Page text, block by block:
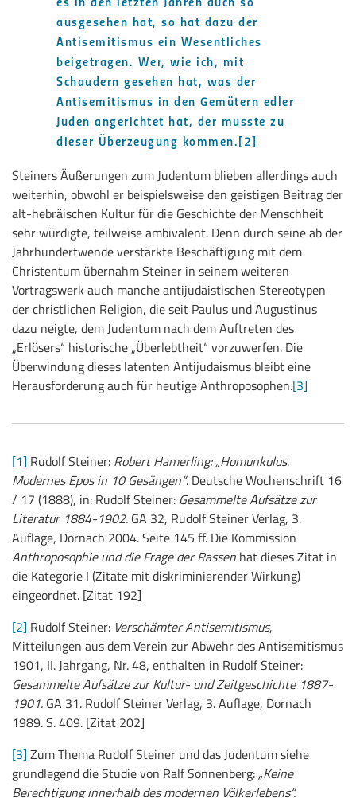
es in den letzten Jahren auch so
ausgesehen hat, so hat dazu der
Antisemitismus ein Wesentliches
beigetragen. Wer, wie ich, mit
Schaudern gesehen hat, was der
Antisemitismus in den Gemütern edler
Juden angerichtet hat, der musste zu
dieser Überzeugung kommen.
[2]
Steiners Äußerungen zum Judentum blieben allerdings auch
weiterhin, obwohl er beispielsweise den geistigen Beitrag der
alt-hebräischen Kultur für die Geschichte der Menschheit
sehr würdigte, teilweise ambivalent. Denn durch seine ab der
Jahrhundertwende verstärkte Beschäftigung mit dem
Christentum übernahm Steiner in seinem weiteren
Vortragswerk auch manche antijudaistischen Stereotypen
der christlichen Religion, die seit Paulus und Augustinus
dazu neigte, dem Judentum nach dem Auftreten des
„Erlösers“ historische „Überlebtheit“ vorzuwerfen. Die
Überwindung dieses latenten Antijudaismus bleibt eine
Herausforderung auch für heutige Anthroposophen.[3]
[1] Rudolf Steiner: Robert Hamerling: „Homunkulus.
Modernes Epos in 10 Gesängen“. Deutsche Wochenschrift 16
/ 17 (1888), in: Rudolf Steiner: Gesammelte Aufsätze zur
Literatur 1884-1902. GA 32, Rudolf Steiner Verlag, 3.
Auflage, Dornach 2004. Seite 145 ff. Die Kommission
Anthroposophie und die Frage der Rassen hat dieses Zitat in
die Kategorie I (Zitate mit diskriminierender Wirkung)
eingeordnet. [Zitat 192]
[2] Rudolf Steiner: Verschämter Antisemitismus,
Mitteilungen aus dem Verein zur Abwehr des Antisemitismus
1901, II. Jahrgang, Nr. 48, enthalten in Rudolf Steiner:
Gesammelte Aufsätze zur Kultur- und Zeitgeschichte 1887-
1901. GA 31. Rudolf Steiner Verlag, 3. Auflage, Dornach
1989. S. 409. [Zitat 202]
[3] Zum Thema Rudolf Steiner und das Judentum siehe
grundlegend die Studie von Ralf Sonnenberg: „Keine
Berechtigung innerhalb des modernen Völkerlebens“.